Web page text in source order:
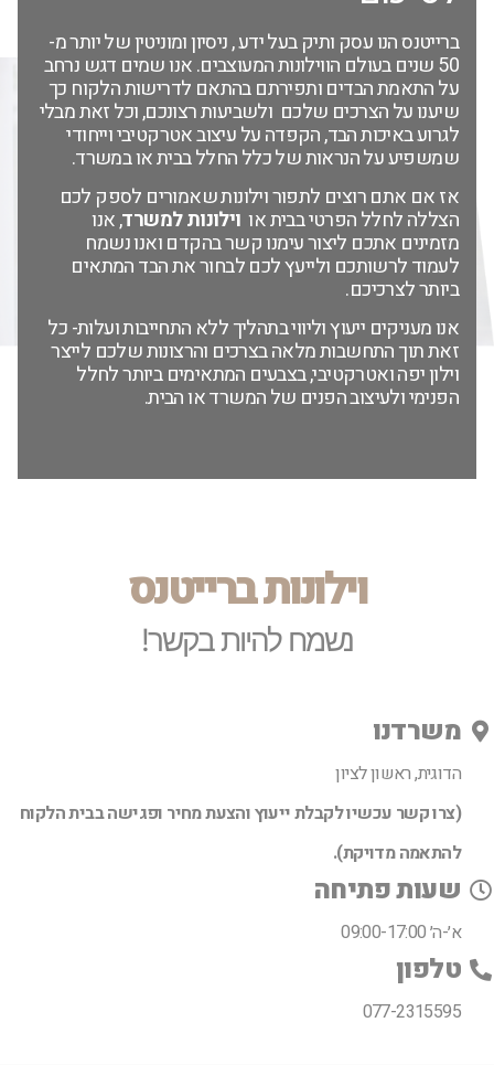
ברייטנס הנו עסק ותיק בעל ידע , ניסיון ומוניטין של יותר מ-
50 שנים בעולם הווילונות המעוצבים. אנו שמים דגש נרחב
על התאמת הבדים ותפירתם בהתאם לדרישות הלקוח כך
שיענו על הצרכים שלכם ולשביעות רצונכם, וכל זאת מבלי
לגרוע באיכות הבד, הקפדה על עיצוב אטרקטיבי וייחודי
שמשפיע על הנראות של כלל החלל בבית או במשרד.
אז אם אתם רוצים לתפור וילונות שאמורים לספק לכם
הצללה לחלל הפרטי בבית או וילונות למשרד, אנו
מזמינים אתכם ליצור עימנו קשר בהקדם ואנו נשמח
לעמוד לרשותכם ולייעץ לכם לבחור את הבד המתאים
ביותר לצרכיכם.
אנו מעניקים ייעוץ וליווי בתהליך ללא התחייבות ועלות- כל
זאת תוך התחשבות מלאה בצרכים והרצונות שלכם לייצר
וילון יפה ואטרקטיבי, בצבעים המתאימים ביותר לחלל
הפנימי ולעיצוב הפנים של המשרד או הבית.
וילונות ברייטנס
נשמח להיות בקשר!
משרדנו
הדוגית, ראשון לציון
(צרו קשר עכשיו לקבלת ייעוץ והצעת מחיר ופגישה בבית הלקוח
להתאמה מדויקת).
שעות פתיחה
א׳-ה׳ 09:00-17:00
טלפון
077-2315595